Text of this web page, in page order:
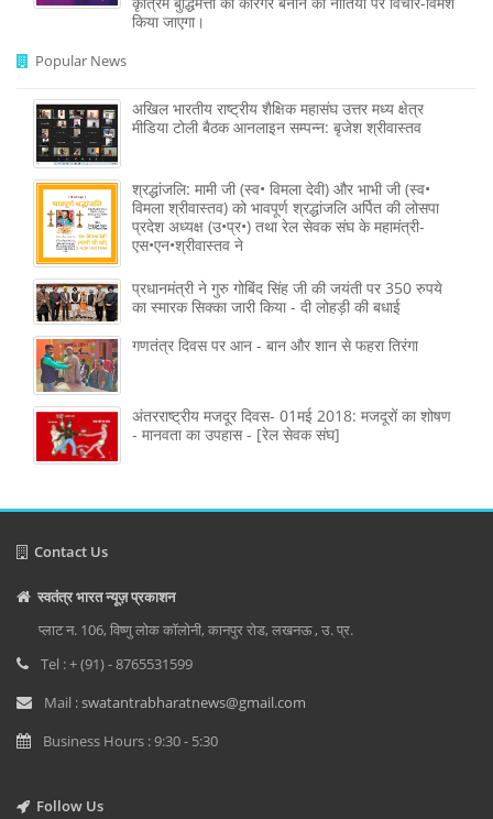
किया जाएगा।
Popular News
अखिल भारतीय राष्ट्रीय शैक्षिक महासंघ उत्तर मध्य क्षेत्र
मीडिया टोली बैठक आनलाइन सम्पन्न: बृजेश श्रीवास्तव
श्रद्धांजलि: मामी जी (स्व• विमला देवी) और भाभी जी (स्व•
विमला श्रीवास्तव) को भावपूर्ण श्रद्धांजलि अर्पित की लोसपा
प्रदेश अध्यक्ष (उ•प्र•) तथा रेल सेवक संघ के महामंत्री-
एस•एन•श्रीवास्तव ने
प्रधानमंत्री ने गुरु गोबिंद सिंह जी की जयंती पर 350 रुपये
का स्मारक सिक्का जारी किया - दी लोहड़ी की बधाई
गणतंत्र दिवस पर आन - बान और शान से फहरा तिरंगा
अंतरराष्ट्रीय मजदूर दिवस- 01मई 2018: मजदूरों का शोषण
- मानवता का उपहास - [रेल सेवक संघ]
Contact Us
स्वतंत्र भारत न्यूज़ प्रकाशन
प्लाट न. 106, विष्णु लोक कॉलोनी, कानपुर रोड, लखनऊ , उ. प्र.
Tel : + (91) - 8765531599
Mail :swatantrabharatnews@gmail.com
Business Hours : 9:30 - 5:30
Follow Us